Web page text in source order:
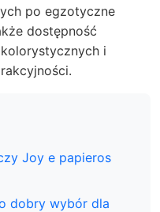
po egzotyczne
dostępność
i
Joy e papieros
dobry wybór dla